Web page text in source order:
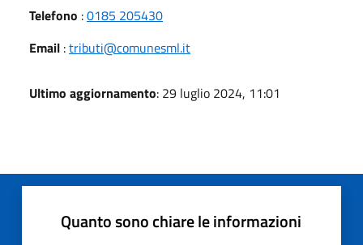
Telefono :0185 205430
Email :tributi@comunesml.it
Ultimo aggiornamento: 29 luglio 2024, 11:01
Quanto sono chiare le informazioni